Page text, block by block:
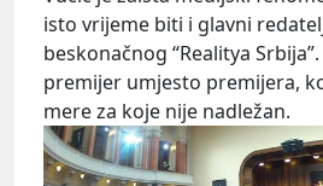
isto vrijeme biti i glavni
beskonačnog “Realitya
premijer umjesto premijera,
mere za koje nije nadležan.